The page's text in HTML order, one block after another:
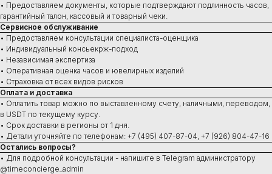
• Предоставляем документы, которые подтверждают подлинность часов,
гарантийный талон, кассовый и товарный чеки.
Сервисное обслуживание
• Предоставляем консультации специалиста-оценщика
• Индивидуальный консьекрж-подход
• Независимая экспертиза
• Оперативная оценка часов и ювелирных изделий
• Страховка от всех видов рисков
Оплата и доставка
• Оплатить товар можно по выставленному счету, наличными, переводом,
в USDT по текущему курсу.
• Срок доставки в регионы от 1 дня.
• Детали уточняйте по телефонам: +7 (495) 407-87-04, +7 (926) 804-47-16
Остались вопросы?
• Для подробной консультации - напишите в Telegram администратору
@timeconcierge_admin
Швейцарские часы
В наличии в Москве
Часы под заказ
Новинки
Ювелирные изделия
Сервис
Ремонт часов
Диагностика
Проверка на подлинность
Оценка
Сервисное обслуживание